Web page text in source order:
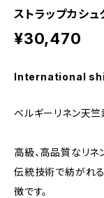
ストラップカシ
¥30,470
International
ベルギーリネン天竺
高級、高品質なリネ
伝統技術で紡がれ
徴です。